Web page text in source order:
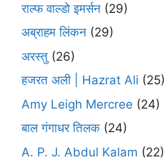
राल्फ वाल्डो इमर्सन (29)
अब्राहम लिंकन (29)
अरस्तु (26)
हजरत अली | Hazrat Ali (25)
Amy Leigh Mercree (24)
बाल गंगाधर तिलक (24)
A. P. J. Abdul Kalam (22)